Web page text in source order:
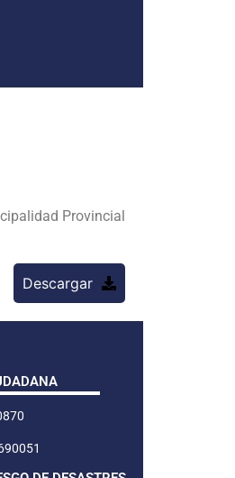
Provincial
Descargar